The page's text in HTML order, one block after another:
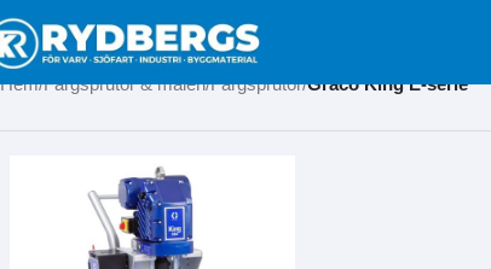
Hem Färgsprutor & måleri Färgsprutor Graco King E-serie